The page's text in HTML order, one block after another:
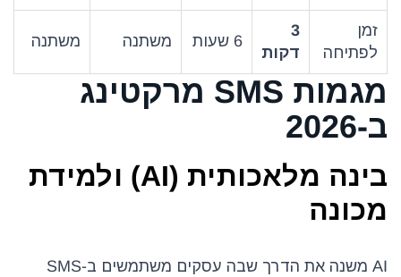
זמן
לפתיחה
3
דקות
6 שעות משתנה משתנה
מגמות SMS מרקטינג
ב-2026
בינה מלאכותית (AI) ולמידת
מכונה
AI משנה את הדרך שבה עסקים משתמשים ב-SMS